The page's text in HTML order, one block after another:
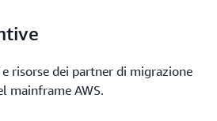
risorse dei partner di migrazione
mainframe AWS.